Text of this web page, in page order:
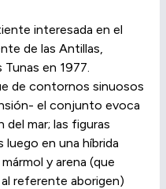
interesada en el
de las Antillas,
en 1977.
de contornos sinuosos
el conjunto evoca
del mar; las figuras
luego en una híbrida
y arena (que
referente aborigen)